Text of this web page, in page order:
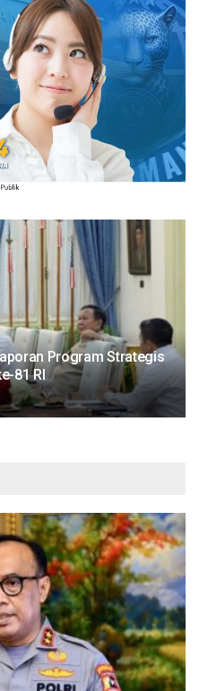
Program Strategis
81 RI